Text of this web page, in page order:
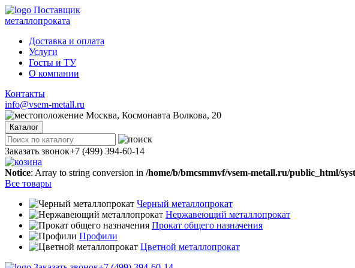
Поставщик
металлопроката
Доставка и оплата
Услуги
Госты и ТУ
О компании
Контакты
info@vsem-metall.ru
Москва, Космонавта Волкова, 20
Каталог
Заказать звонок+7 (499) 394-60-14
Notice: Array to string conversion in /home/b/bmcsmmvf/vsem-metall.ru/public_html/
Все товары
Черный металлопрокат
Нержавеющий металлопрокат
Прокат общего назначения
Профили
Цветной металлопрокат